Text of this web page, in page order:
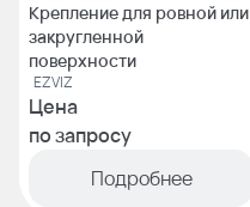
Крепление для ровной или
закругленной
поверхности
EZVIZ
Цена
по запросу
Подробнее